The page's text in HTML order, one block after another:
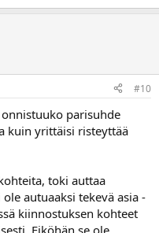
#10
parisuhde
kuin yrittäisi risteyttää
toki auttaa
autuaaksi tekevä asia -
kiinnostuksen kohteet
Eiköhän se ole